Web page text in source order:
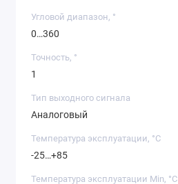
Угловой диапазон, °
0…360
Точность, °
1
Тип выходного сигнала
Аналоговый
Температура эксплуатации, °C
-25…+85
Температура эксплуатации Min, °C